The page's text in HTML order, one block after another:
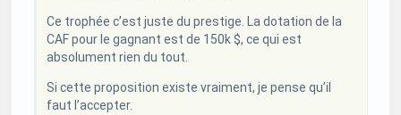
Ce trophée c’est juste du prestige. La dotation de la
CAF pour le gagnant est de 150k $, ce qui est
absolument rien du tout.
Si cette proposition existe vraiment, je pense qu’il
faut l’accepter.